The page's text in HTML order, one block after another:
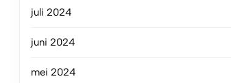
juli 2024
juni 2024
mei 2024